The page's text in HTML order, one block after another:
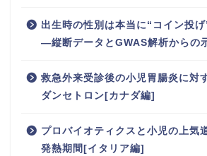
出生時の性別は本当に“コイン投
―縦断データとGWAS解析からの
救急外来受診後の小児胃腸炎に対
ダンセトロン[カナダ編]
プロバイオティクスと小児の上気
発熱期間[イタリア編]